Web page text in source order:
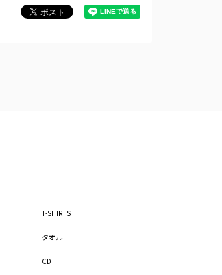
T-SHIRTS
タオル
CD